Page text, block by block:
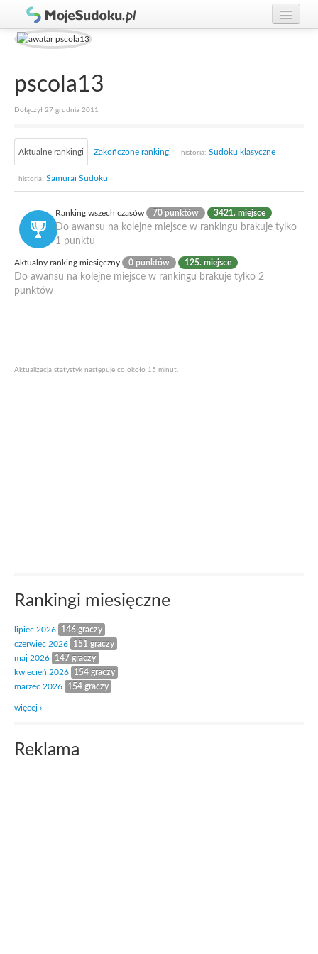
Graj w Sudoku!
Zasady Sudoku
pscola13
Dołączył 27 grudnia 2011
Aktualne rankingi Zakończone rankingi historia: Sudoku klasyczne
historia: Samurai Sudoku
Ranking wszech czasów 70 punktów 3421. miejsce
Do awansu na kolejne miejsce w rankingu brakuje tylko
1 punktu
Aktualny ranking miesięczny 0 punktów 125. miejsce
Do awansu na kolejne miejsce w rankingu brakuje tylko 2
punktów
Aktualizacja statystyk następuje co około 15 minut.
Rankingi miesięczne
lipiec 2026
146 graczy
czerwiec 2026
151 graczy
maj 2026
147 graczy
kwiecień 2026
154 graczy
marzec 2026
154 graczy
więcej ›
Reklama